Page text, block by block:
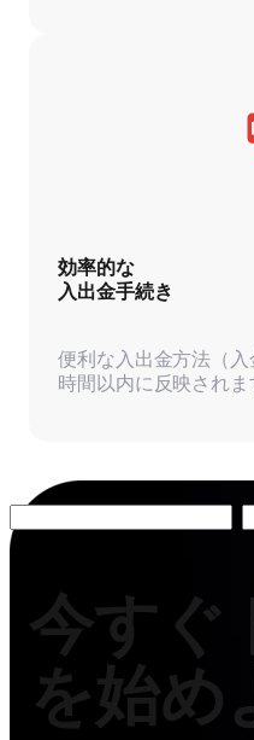
効率的な
入出金手続き
便利な入出金方法（
時間以内に反映されま
今すぐ
を始め